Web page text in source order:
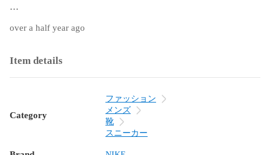
N ：新品・未使用の商品
S ：ほぼ新品同様の商品
A ：多少の傷や汚れはあるが状態の良い商品
B ：使用感の他、傷や汚れのある商品
over a half year ago
Item details
Category
ファッション
メンズ
靴
スニーカー